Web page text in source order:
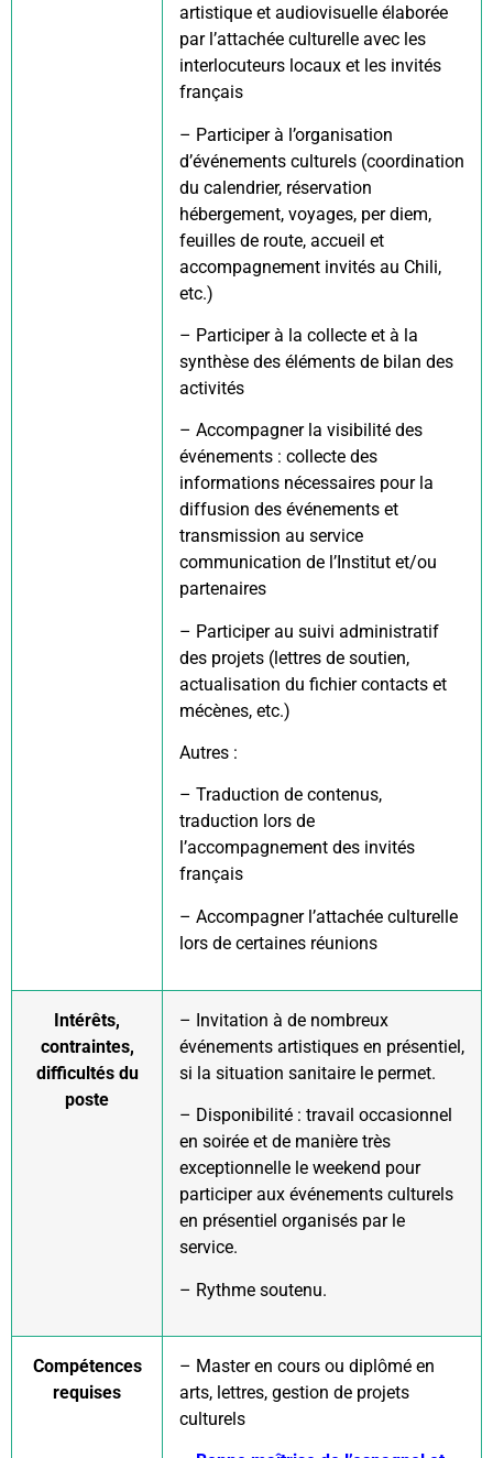
artistique et audiovisuelle élaborée
par l’attachée culturelle avec les
interlocuteurs locaux et les invités
français
– Participer à l’organisation
d’événements culturels (coordination
du calendrier, réservation
hébergement, voyages, per diem,
feuilles de route, accueil et
accompagnement invités au Chili,
etc.)
– Participer à la collecte et à la
synthèse des éléments de bilan des
activités
– Accompagner la visibilité des
événements : collecte des
informations nécessaires pour la
diffusion des événements et
transmission au service
communication de l’Institut et/ou
partenaires
– Participer au suivi administratif
des projets (lettres de soutien,
actualisation du fichier contacts et
mécènes, etc.)
Autres :
– Traduction de contenus,
traduction lors de
l’accompagnement des invités
français
– Accompagner l’attachée culturelle
lors de certaines réunions
Intérêts,
contraintes,
difficultés du
poste
– Invitation à de nombreux
événements artistiques en présentiel,
si la situation sanitaire le permet.
– Disponibilité : travail occasionnel
en soirée et de manière très
exceptionnelle le weekend pour
participer aux événements culturels
en présentiel organisés par le
service.
– Rythme soutenu.
Compétences
requises
– Master en cours ou diplômé en
arts, lettres, gestion de projets
culturels